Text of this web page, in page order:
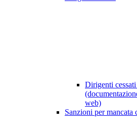
Dirigenti
web)
Sanzioni per mancata